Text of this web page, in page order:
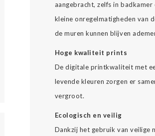
aangebracht, zelfs in
kleine onregelmatigheden van
de muren kunnen blijven
Hoge kwaliteit prints
De digitale printkwaliteit met
levende kleuren zorgen er
vergroot.
Ecologisch en veilig
Dankzij het gebruik van veilige